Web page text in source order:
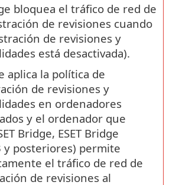
bloquea el tráfico de red de
de revisiones cuando
de revisiones y
está desactivada).
aplica la política de
de revisiones y
en ordenadores
y el ordenador que
Bridge, ESET Bridge
y posteriores) permite
el tráfico de red de
de revisiones al